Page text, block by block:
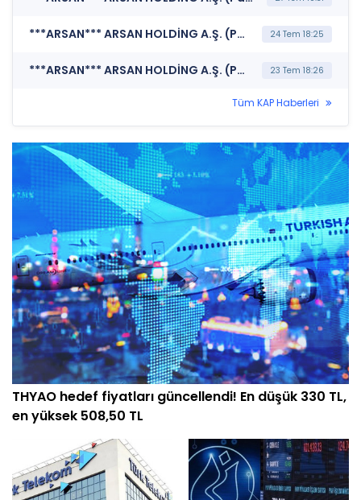
***ARSAN*** ARSAN HOLDİNG A.Ş. (Payların Geri Alınmasına İlişkin Bildirim) 24 Tem 18:25
***ARSAN*** ARSAN HOLDİNG A.Ş. (Payların Geri Alınmasına İlişkin Bildirim) 23 Tem 18:26
Tüm KAP Haberleri
THYAO hedef fiyatları güncellendi! En düşük 330 TL,
en yüksek 508,50 TL